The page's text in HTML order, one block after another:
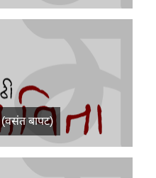
(वसंत बापट)